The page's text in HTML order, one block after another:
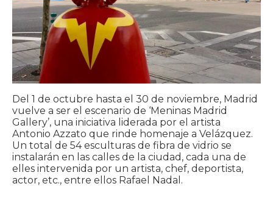
Del 1 de octubre hasta el 30 de noviembre, Madrid
vuelve a ser el escenario de ‘Meninas Madrid
Gallery’, una iniciativa liderada por el artista
Antonio Azzato que rinde homenaje a Velázquez.
Un total de 54 esculturas de fibra de vidrio se
instalarán en las calles de la ciudad, cada una de
elles intervenida por un artista, chef, deportista,
actor, etc., entre ellos Rafael Nadal.